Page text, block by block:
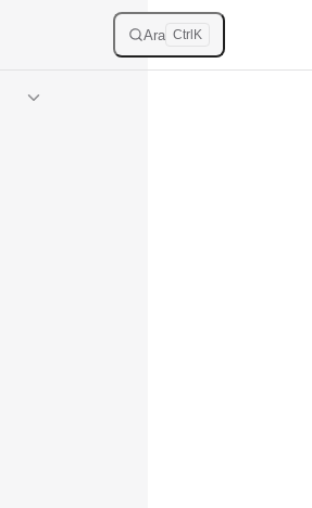
Ara Ctrl K